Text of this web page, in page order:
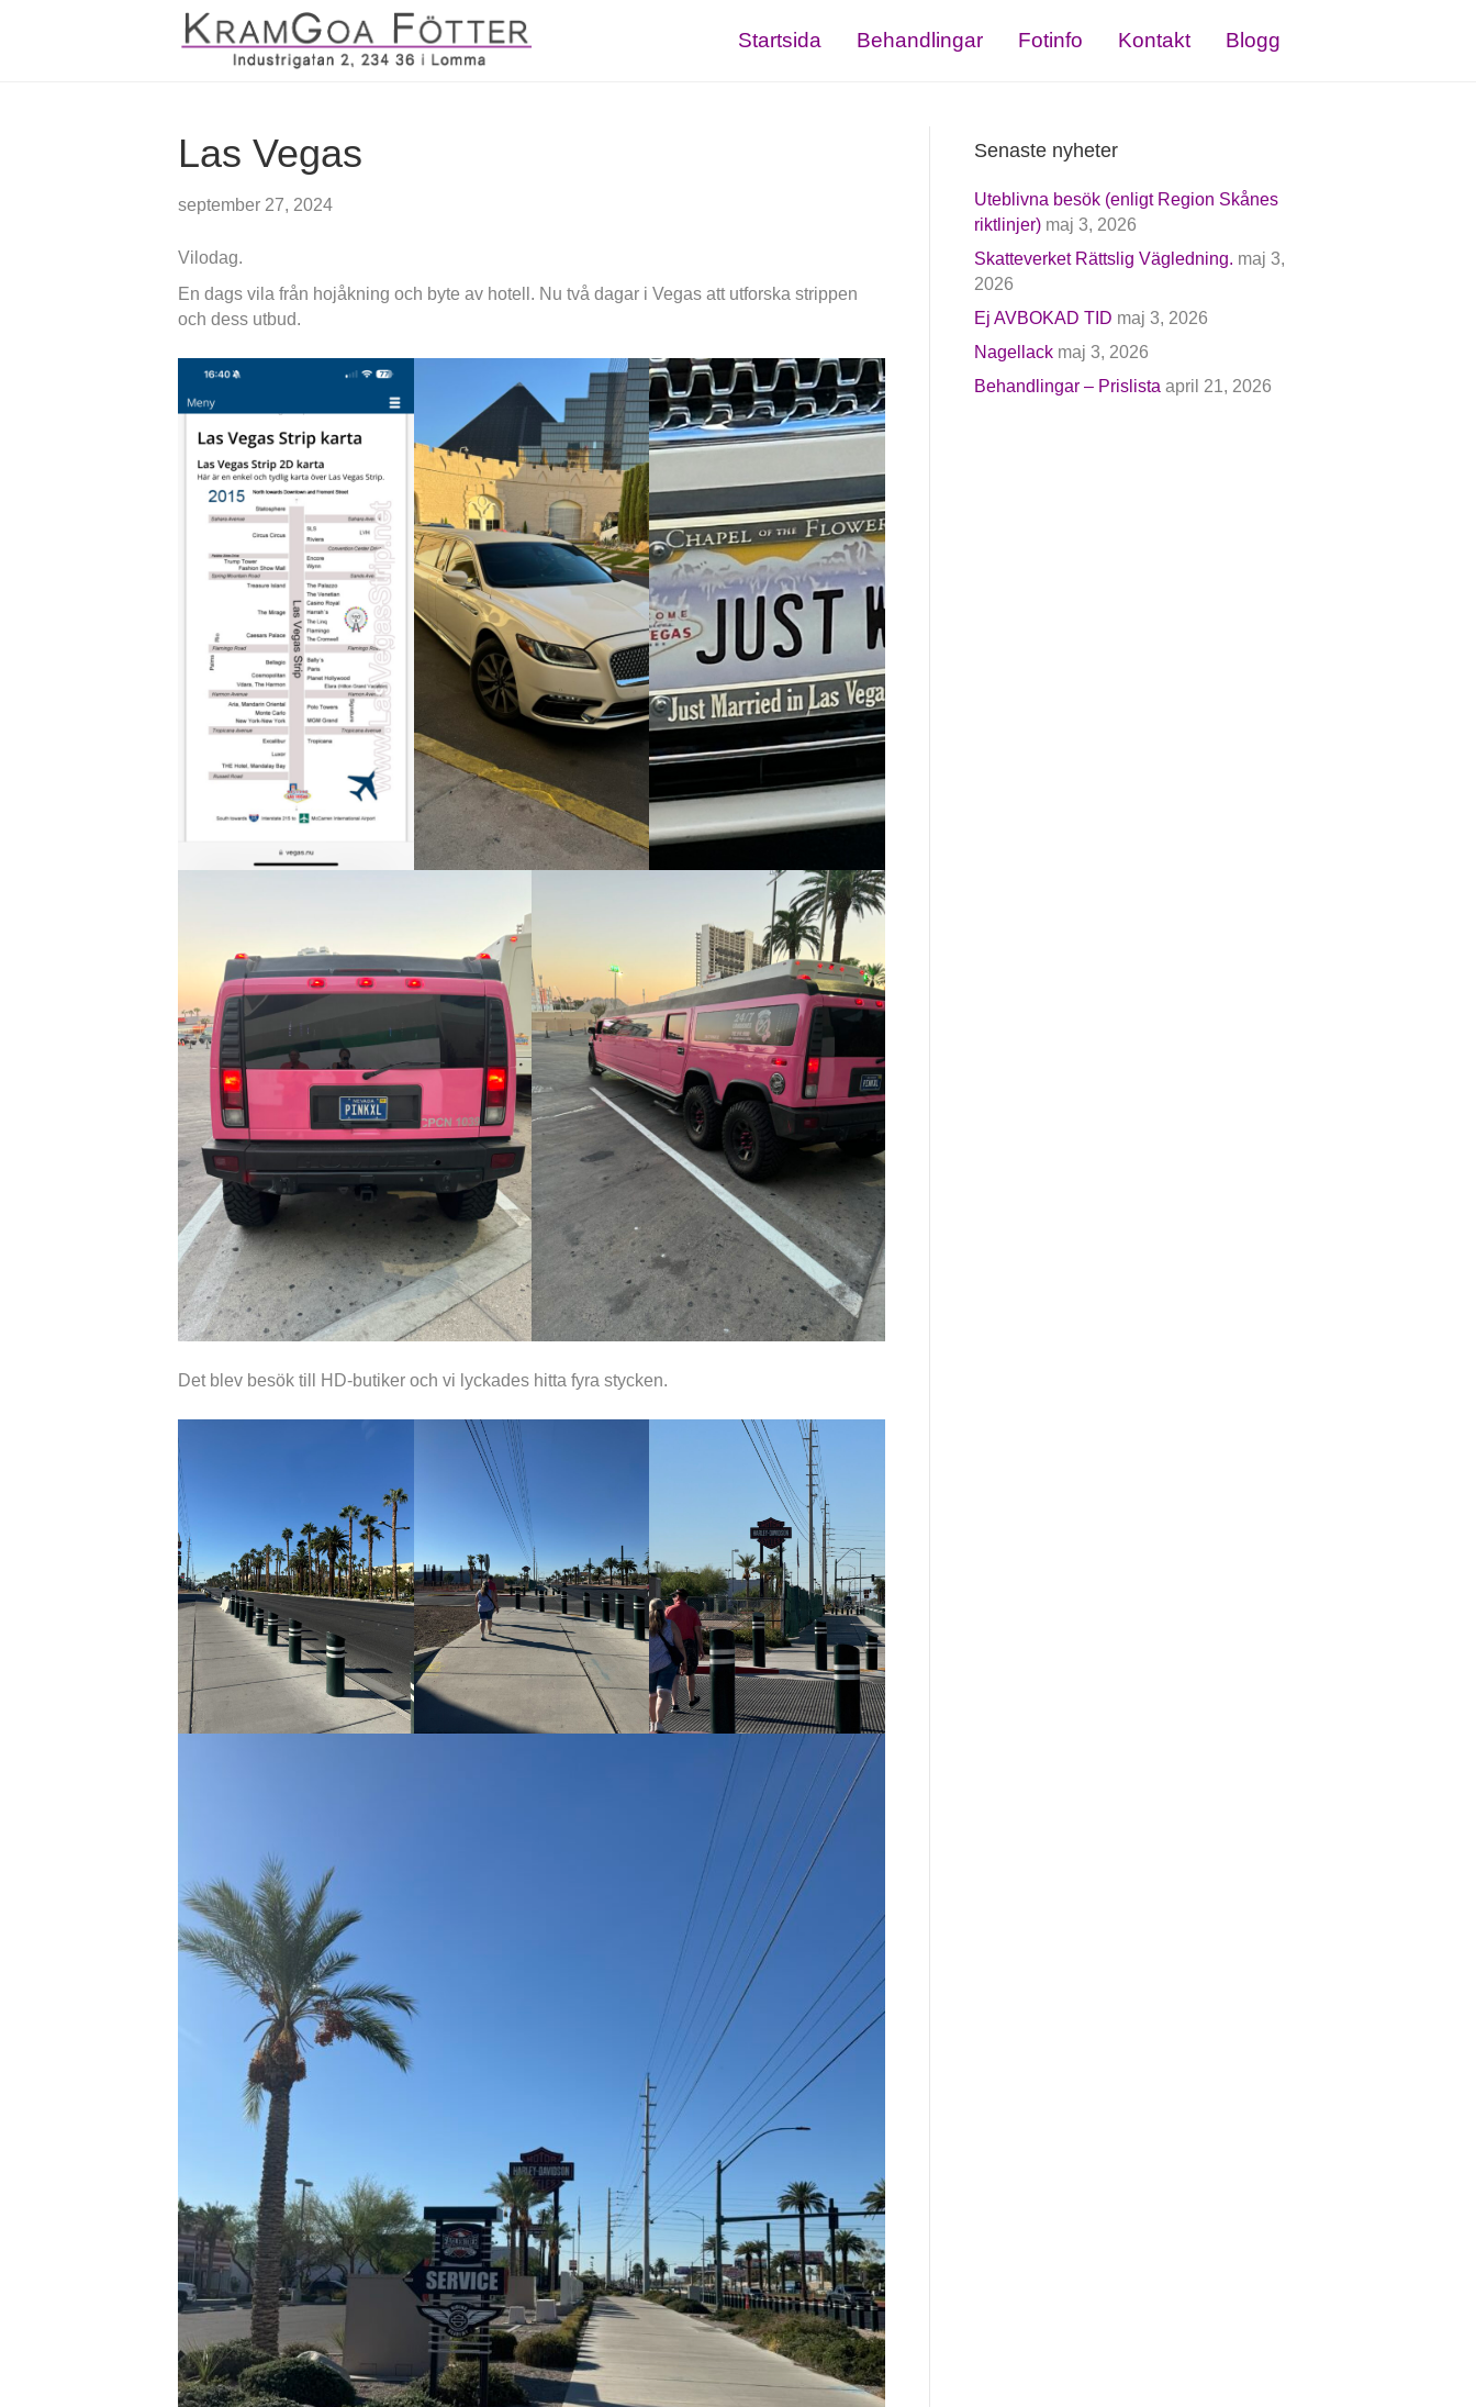
Startsida Behandlingar Fotinfo Kontakt Blogg
Las Vegas
september 27, 2024
Vilodag.
En dags vila från hojåkning och byte av hotell. Nu två dagar i Vegas att utforska strippen
och dess utbud.
Det blev besök till HD-butiker och vi lyckades hitta fyra stycken.
Senaste nyheter
Uteblivna besök (enligt Region Skånes
riktlinjer) maj 3, 2026
Skatteverket Rättslig Vägledning. maj 3,
2026
Ej AVBOKAD TID maj 3, 2026
Nagellack maj 3, 2026
Behandlingar – Prislista april 21, 2026